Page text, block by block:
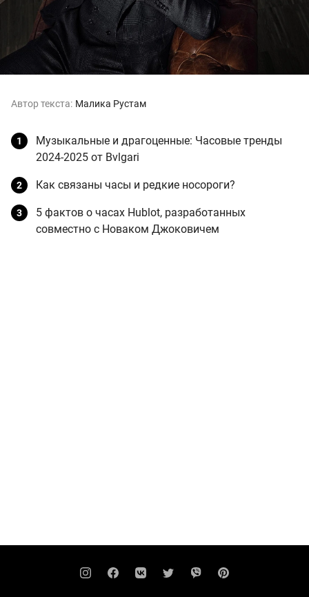
Автор текста: Малика Рустам
Музыкальные и драгоценные: Часовые тренды
2024-2025 от Bvlgari
Как связаны часы и редкие носороги?
5 фактов о часах Hublot, разработанных
совместно с Новаком Джоковичем